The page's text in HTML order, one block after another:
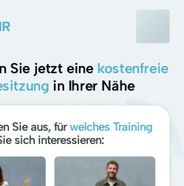
Sie jetzt eine
kostenfreie
in Ihrer Nähe
Sie aus, fürwelches Training
sich interessieren: